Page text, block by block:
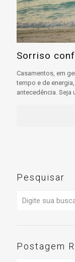
Sorriso
Casamentos, em
tempo e de
antecedência. Seja
Pesquisar
Postagem